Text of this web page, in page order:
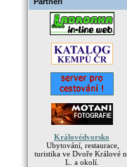
Královédvorsko
Ubytování, restaurace,
turistika ve Dvoře Králové n.
L. a okolí.